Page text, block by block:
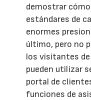
demostrar
estándares de
enormes
último, pero no
los visitantes
pueden utilizar
portal de
funciones de